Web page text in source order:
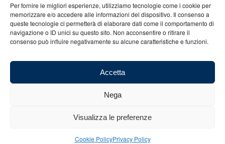
Per fornire le migliori esperienze, utilizziamo tecnologie come i cookie per
memorizzare e/o accedere alle informazioni del dispositivo. Il consenso a
queste tecnologie ci permetterà di elaborare dati come il comportamento di
navigazione o ID unici su questo sito. Non acconsentire o ritirare il
consenso può influire negativamente su alcune caratteristiche e funzioni.
Accetta
Nega
Visualizza le preferenze
Cookie PolicyPrivacy Policy
Chi siamo Gian Carlo Minardi
Gear
Merchandising
Partners Contatti
03101011207 - REA: BO 491926 (sede legale) - REA: RA 199431 (sede